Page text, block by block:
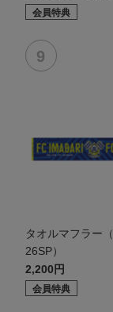
会員特典
タオルマフラー
26SP）
2,200円
会員特典